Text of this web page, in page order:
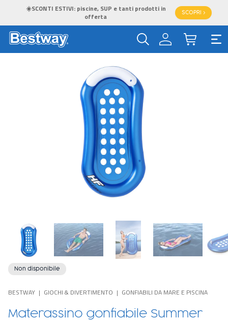
☀️SCONTI ESTIVI: piscine, SUP e tanti prodotti in
offerta
SCOPRI >
Non disponibile
BESTWAY GIOCHI & DIVERTIMENTO GONFIABILI DA MARE E PISCINA
Materassino gonfiabile Summer